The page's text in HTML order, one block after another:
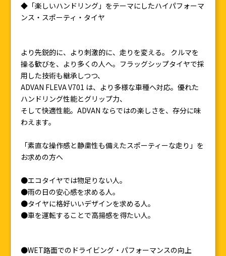
◆「楽しいハンドリング」をテーマにしたハイパフォーマ
ンス・スポーティ・タイヤ
より先鋭的に、より刺激的に、走りを変える。 クルマを
操る歓びを、より多くの人へ。フラッグシップタイヤで採
用した技術も継承しつつ、
ADVAN FLEVA V701 は、より多様な車種へ対応。優れた
ハンドリング性能とグリップ力、
そして快適性能。ADVAN ならではの楽しさを、存分に味
わえます。
「素直な操作感と静粛性も備えたスポーティーな走り」を
お求めの方へ
●エコタイヤでは物足りない人。
●雨の日の安心感を求める人。
●タイヤに格好いいデザインを求める人。
●車を運転することで高揚感を得たい人。
●WET路面でのドライビング・パフォーマンスの向上